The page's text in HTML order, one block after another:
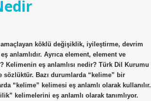
amaçlayan köklü değişiklik, iyileştirme, devrim
anlamlıdır. Ayrıca element, element ve
Kelimenin eş anlamlısı nedir? Türk Dil Kurumu
Bazı durumlarda “kelime” bir
“kelime” kelimesi eş anlamlı olarak kullanılır.
kelimelerini eş anlamlı olarak tanımlıyor.